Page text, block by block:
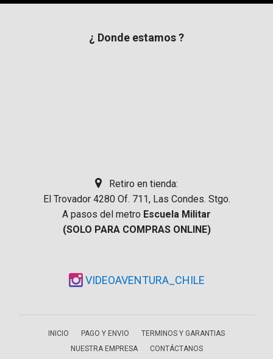
¿ Donde estamos ?
Retiro en tienda:
El Trovador 4280 Of. 711, Las Condes. Stgo.
A pasos del metro Escuela Militar
(SOLO PARA COMPRAS ONLINE)
VIDEOAVENTURA_CHILE
INICIO PAGO Y ENVIO
TERMINOS Y GARANTIAS
NUESTRA EMPRESA
CONTÁCTANOS